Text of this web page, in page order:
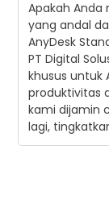
Apakah
yang andal
AnyDesk
PT Digital
khusus untuk
produktivitas
kami dijamin
lagi,